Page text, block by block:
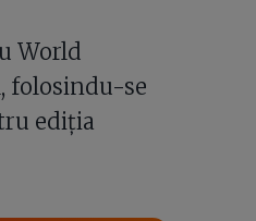
World
folosindu-se
ediția